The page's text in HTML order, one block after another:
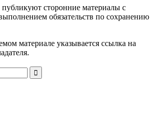
публикуют сторонние материалы с
обязательств по сохранению
материале указывается ссылка на